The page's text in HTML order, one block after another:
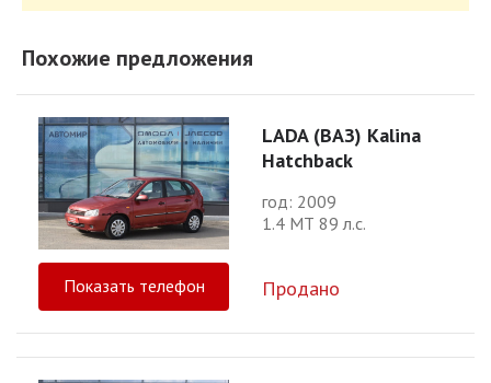
Похожие предложения
LADA (ВАЗ) Kalina
Hatchback
год: 2009
1.4 МТ 89 л.с.
Показать телефон Продано